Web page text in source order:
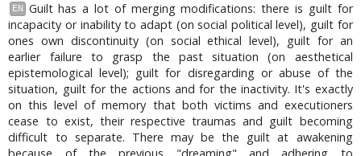
EN
Guilt has a lot of merging modifications: there is guilt for
incapacity or inability to adapt (on social political level), guilt for
ones own discontinuity (on social ethical level), guilt for an
earlier failure to grasp the past situation (on aesthetical
epistemological level); guilt for disregarding or abuse of the
situation, guilt for the actions and for the inactivity. It's exactly
on this level of memory that both victims and executioners
cease to exist, their respective traumas and guilt becoming
difficult to separate. There may be the guilt at awakening